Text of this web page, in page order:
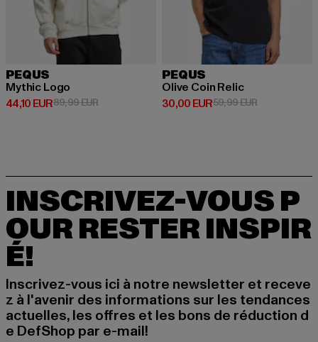
PEQUS
Mythic Logo
44,10 EUR
Prix courant: 44,10 EUR
89,99 EURPrix en promotion: 89,99 EUR
PEQUS
Olive Coin Relic
30,00 EUR
Prix courant: 30,00 EUR
59,99 EURPrix en
INSCRIVEZ-VOUS P
OUR RESTER INSPIR
É!
Inscrivez-vous ici à notre newsletter et receve
z à l'avenir des informations sur les tendances
actuelles, les offres et les bons de réduction d
e DefShop par e-mail!